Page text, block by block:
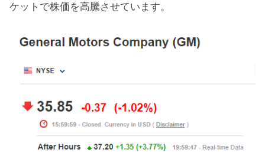
ケットで株価を高騰させています。